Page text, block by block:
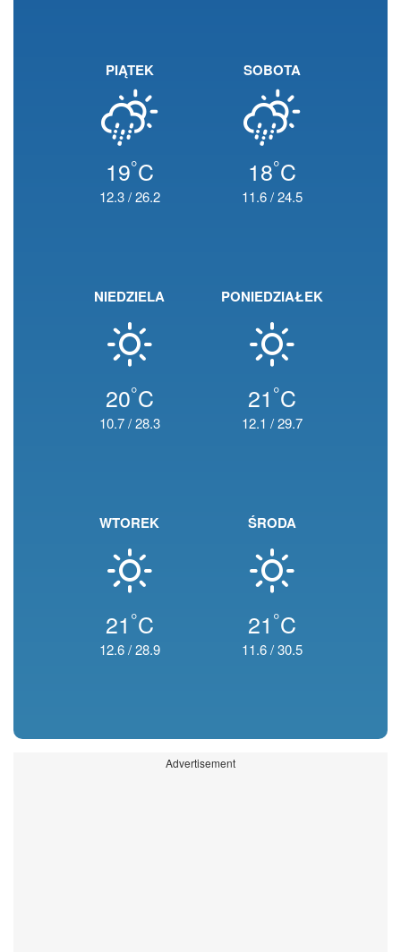
PIĄTEK
19°C
12.3/26.2
SOBOTA
18°C
11.6/24.5
NIEDZIELA
20°C
10.7/28.3
PONIEDZIAŁEK
21 °C
12.1 /29.7
WTOREK
21 °C
12.6/28.9
ŚRODA
21 °C
11.6/30.5
Advertisement